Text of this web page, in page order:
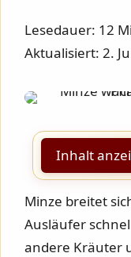
Lesedauer: 12
Aktualisiert: 2.
Inhalt
Minze breitet
Ausläufer
andere Kräuter